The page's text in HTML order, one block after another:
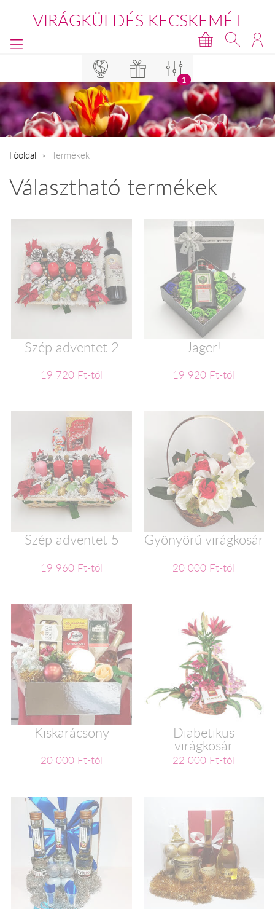
VIRÁGKÜLDÉS KECSKEMÉT
1
Főoldal Termékek
Választható termékek
Szép adventet 2
19 720 Ft-tól
Jager!
19 920 Ft-tól
Szép adventet 5
19 960 Ft-tól
Gyönyörű virágkosár
20 000 Ft-tól
Kiskarácsony
20 000 Ft-tól
Diabetikus
virágkosár
22 000 Ft-tól